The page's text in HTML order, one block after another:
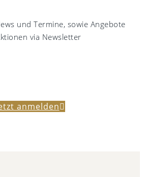
und Termine, sowie Angebote
via Newsletter
anmelden